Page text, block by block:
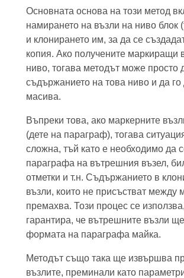
Основната основа на този метод
намирането на възли на ниво блок
и клонирането им, за да се
копия. Ако получените маркиращи
ниво, тогава методът може просто
съдържанието на това ниво и да
масива.
Въпреки това, ако маркерните
(дете на параграф), тогава
сложна, тъй като е необходимо да
параграфа на вътрешния възел,
отметки и т.н. Съдържанието в
възли, които не присъстват между
премахва. Този процес се
гарантира, че вътрешните възли
формата на параграфа майка.
Методът също така ще извършва
възлите, преминали като